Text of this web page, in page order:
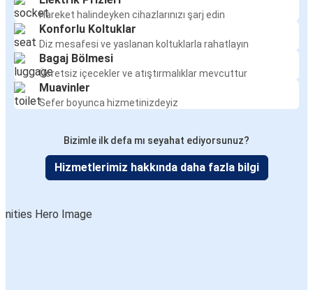
Hareket halindeyken cihazlarınızı şarj edin
Konforlu Koltuklar
Diz mesafesi ve yaslanan koltuklarla rahatlayın
Bagaj Bölmesi
Ücretsiz içecekler ve atıştırmalıklar mevcuttur
Muavinler
Sefer boyunca hizmetinizdeyiz
Bizimle ilk defa mı seyahat ediyorsunuz?
Hizmetlerimiz hakkında daha fazla bilgi